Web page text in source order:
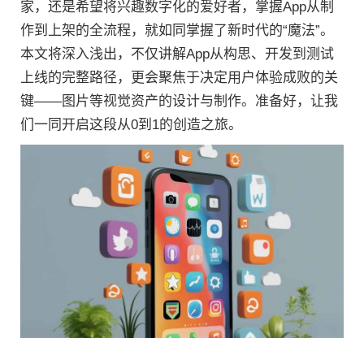
家，还是希望将兴趣数字化的爱好者，掌握App从制
作到上架的全流程，就如同掌握了新时代的“魔法”。
本文将深入浅出，不仅讲解App从构思、开发到测试
上线的完整路径，更会聚焦于决定用户体验成败的关
键——图片等视觉资产的设计与制作。准备好，让我
们一同开启这段从0到1的创造之旅。